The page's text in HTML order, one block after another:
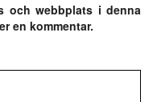
och webbplats i denna
en kommentar.